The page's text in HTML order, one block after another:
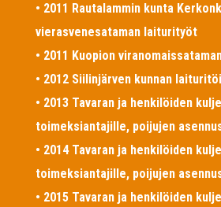
• 2011 Rautalammin kunta
vierasvenesataman laiturityöt
• 2011 Kuopion
• 2012 Siilinjärven kunnan
• 2013 Tavaran ja henkilöiden
toimeksiantajille, poijujen
• 2014 Tavaran ja henkilöiden
toimeksiantajille, poijujen
• 2015 Tavaran ja henkilöiden